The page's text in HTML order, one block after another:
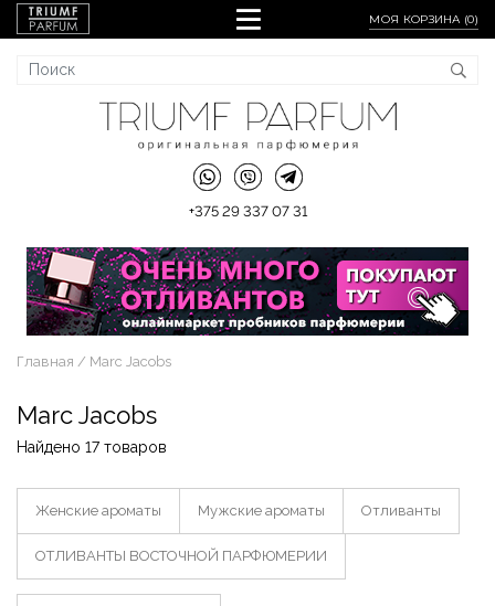
МОЯ КОРЗИНА (0)
+375 29 337 07 31
Главная Marc Jacobs
Marc Jacobs
Найдено 17 товаров
Женские ароматы Мужские ароматы Отливанты
ОТЛИВАНТЫ ВОСТОЧНОЙ ПАРФЮМЕРИИ